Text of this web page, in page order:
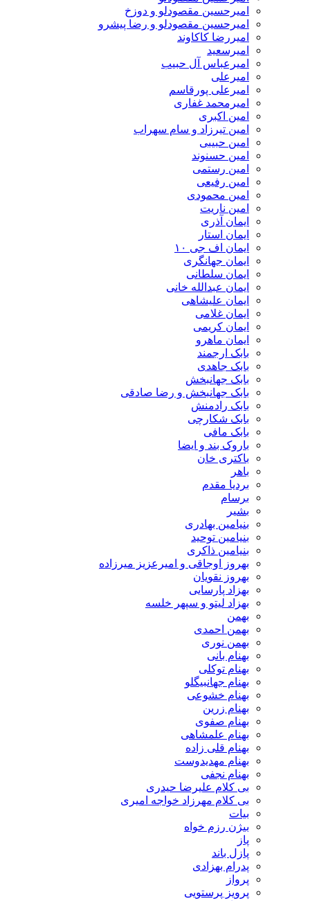
امیرحسین مقصودلو و دوزخ
امیرحسین مقصودلو و رضا پیشرو
امیررضا کاکاوند
امیرسعید
امیرعباس آل حبیب
امیرعلی
امیرعلی پورقاسم
امیرمحمد غفاری
امین اکبری
امین تیرزاد و سام سهراب
امین حبیبی
امین حسنوند
امین رستمی
امین رفیعی
امین محمودی
امین ناریت
ایمان آذری
ایمان استار
ایمان اف جی ۱۰
ایمان جهانگری
ایمان سلطانی
ایمان عبدالله خانی
ایمان علیشاهی
ایمان غلامی
ایمان کریمی
ایمان ماهرو
بابک ارجمند
بابک جاهدی
بابک جهانبخش
بابک جهانبخش و رضا صادقی
بابک رادمنش
بابک شکارچی
بابک مافی
باروک بند و ایضا
باکتری خان
باهر
بردیا مقدم
برسام
بشیر
بنیامین بهادری
بنیامین توحید
بنیامین ذاکری
بهروز اوجاقی و امیرعزیز میرزاده
بهروز نقویان
بهزاد پارسایی
بهزاد لیتو و سپهر خلسه
بهمن
بهمن احمدی
بهمن نوری
بهنام بانی
بهنام توکلی
بهنام جهانبیگلو
بهنام خشوعی
بهنام زرین
بهنام صفوی
بهنام علمشاهی
بهنام قلی زاده
بهنام مهدیدوست
بهنام نجفی
بی کلام علیرضا حیدری
بی کلام مهرزاد خواجه امیری
بیات
بیژن رزم خواه
پاز
پازل باند
پدرام بهزادی
پرواز
پرویز پرستویی